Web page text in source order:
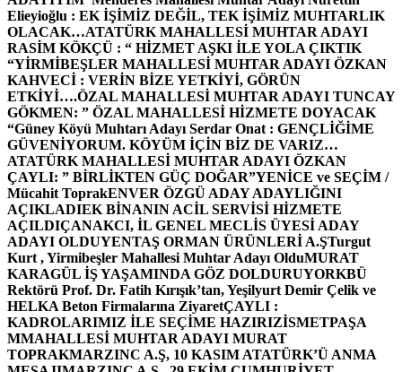
Elieyioğlu : EK İŞİMİZ DEĞİL, TEK İŞİMİZ MUHTARLIK
OLACAK…ATATÜRK MAHALLESİ MUHTAR ADAYI
RASİM KÖKÇÜ : “ HİZMET AŞKI İLE YOLA ÇIKTIK
“YİRMİBEŞLER MAHALLESİ MUHTAR ADAYI ÖZKAN
KAHVECİ : VERİN BİZE YETKİYİ, GÖRÜN
ETKİYİ….ÖZAL MAHALLESİ MUHTAR ADAYI TUNCAY
GÖKMEN: ” ÖZAL MAHALLESİ HİZMETE DOYACAK
“Güney Köyü Muhtarı Adayı Serdar Onat : GENÇLİĞİME
GÜVENİYORUM. KÖYÜM İÇİN BİZ DE VARIZ…
ATATÜRK MAHALLESİ MUHTAR ADAYI ÖZKAN
ÇAYLI: ” BİRLİKTEN GÜÇ DOĞAR”YENİCE ve SEÇİM /
Mücahit ToprakENVER ÖZGÜ ADAY ADAYLIĞINI
AÇIKLADIEK BİNANIN ACİL SERVİSİ HİZMETE
AÇILDIÇANAKCI, İL GENEL MECLİS ÜYESİ ADAY
ADAYI OLDUYENTAŞ ORMAN ÜRÜNLERİ A.ŞTurgut
Kurt , Yirmibeşler Mahallesi Muhtar Adayı OlduMURAT
KARAGÜL İŞ YAŞAMINDA GÖZ DOLDURUYORKBÜ
Rektörü Prof. Dr. Fatih Kırışık’tan, Yeşilyurt Demir Çelik ve
HELKA Beton Firmalarına ZiyaretÇAYLI :
KADROLARIMIZ İLE SEÇİME HAZIRIZİSMETPAŞA
MMAHALLESİ MUHTAR ADAYI MURAT
TOPRAKMARZINC A.Ş, 10 KASIM ATATÜRK’Ü ANMA